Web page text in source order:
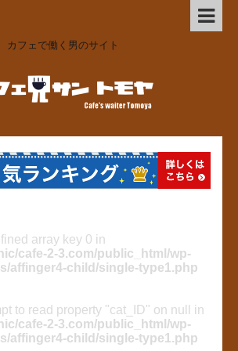
カフェで働く男のサイト
array key 0 in
cafe-2-3.com/public_html/wp-
affinger4-child/single-type1.php
to read property "cat_ID" on null in
cafe-2-3.com/public_html/wp-
affinger4-child/single-type1.php